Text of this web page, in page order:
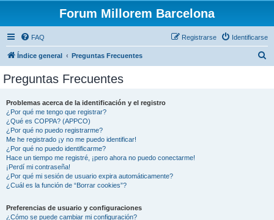
Forum Millorem Barcelona
FAQ Identificarse
Registrarse
Índice general Preguntas Frecuentes
Preguntas Frecuentes
Problemas acerca de la identificación y el registro
¿Por qué me tengo que registrar?
¿Qué es COPPA? (APPCO)
¿Por qué no puedo registrarme?
Me he registrado ¡y no me puedo identificar!
¿Por qué no puedo identificarme?
Hace un tiempo me registré, ¡pero ahora no puedo conectarme!
¡Perdí mi contraseña!
¿Por qué mi sesión de usuario expira automáticamente?
¿Cuál es la función de “Borrar cookies”?
Preferencias de usuario y configuraciones
¿Cómo se puede cambiar mi configuración?